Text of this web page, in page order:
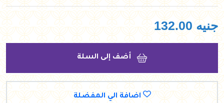
جنيه 132.00
أضف إلى السلة
اضافة الي المفضلة